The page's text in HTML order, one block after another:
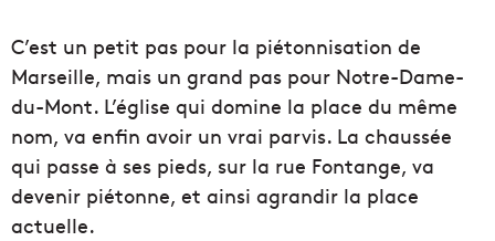
C’est un petit pas pour la piétonnisation de
Marseille, mais un grand pas pour Notre-Dame-
du-Mont. L’église qui domine la place du même
nom, va enfin avoir un vrai parvis. La chaussée
qui passe à ses pieds, sur la rue Fontange, va
devenir piétonne, et ainsi agrandir la place
actuelle.